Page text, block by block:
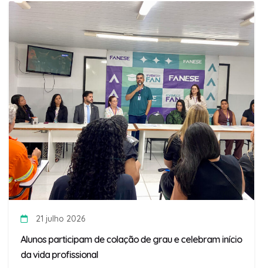
21 julho 2026
Alunos participam de colação de grau e celebram início
da vida profissional